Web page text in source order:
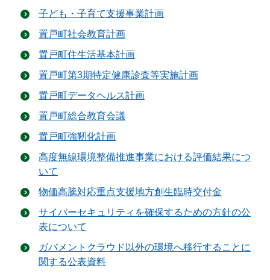
子ども・子育て支援事業計画
置戸町社会教育計画
置戸町住生活基本計画
置戸町第3期特定健康診査等実施計画
置戸町データヘルス計画
置戸町総合教育会議
置戸町強靭化計画
高度無線環境整備推進事業における評価結果につ
いて
物価高騰対応重点支援地方創生臨時交付金
サイバーセキュリティを確保するための方針の公
表について
ガバメントクラウド以外の環境へ移行することに
関する公表資料